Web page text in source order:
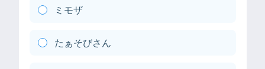
ミモザ
たぁそびさん